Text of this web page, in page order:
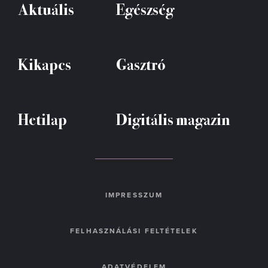
Aktuális Egészség
Kikapcs Gasztró
Hetilap Digitális magazin
IMPRESSZUM
FELHASZNÁLÁSI FELTÉTELEK